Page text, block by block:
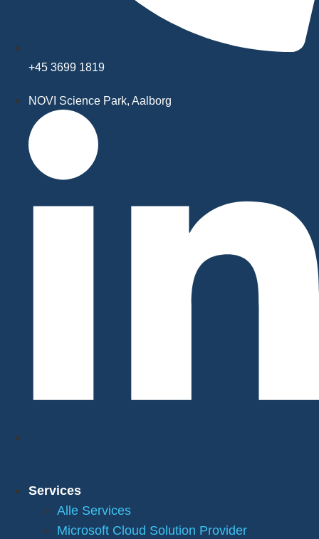
+45 3699 1819
NOVI Science Park, Aalborg
Services
Alle Services
Microsoft Cloud Solution Provider